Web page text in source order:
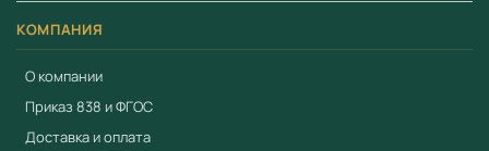
*Производитель оставляет за собой право вносить
Применение в образовательном процессе
КОМПАНИЯ
О компании
Приказ 838 и ФГОС
Доставка и оплата